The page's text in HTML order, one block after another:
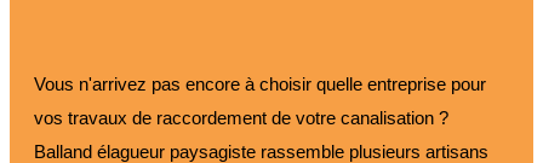
Vous n'arrivez pas encore à choisir quelle entreprise pour
vos travaux de raccordement de votre canalisation ?
Balland élagueur paysagiste rassemble plusieurs artisans